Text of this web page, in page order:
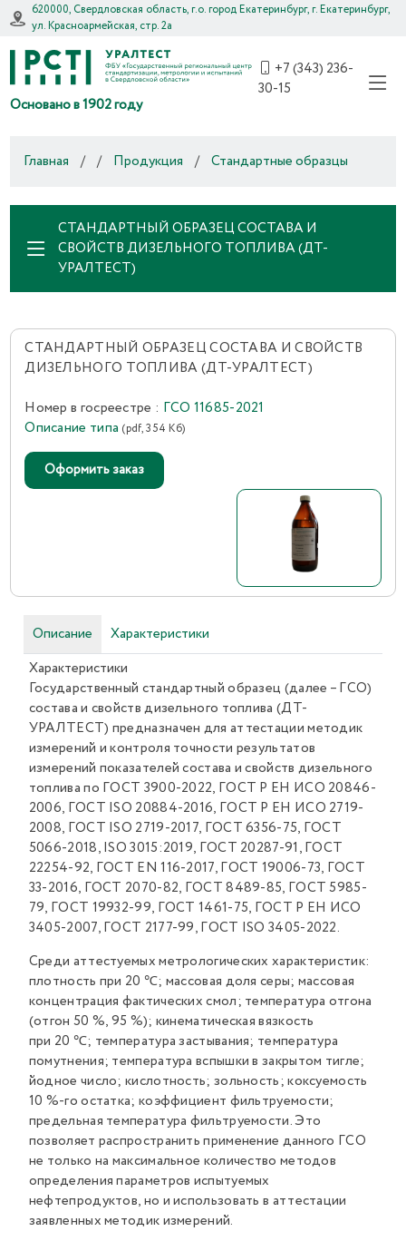
620000, Свердловская область, г.о. город Екатеринбург, г. Екатеринбург,
ул. Красноармейская, стр. 2а
Основано в 1902 году
+7 (343) 236-
30-15
Главная / / Продукция / Стандартные образцы
СТАНДАРТНЫЙ ОБРАЗЕЦ СОСТАВА И
СВОЙСТВ ДИЗЕЛЬНОГО ТОПЛИВА (ДТ-
УРАЛТЕСТ)
СТАНДАРТНЫЙ ОБРАЗЕЦ СОСТАВА И СВОЙСТВ
ДИЗЕЛЬНОГО ТОПЛИВА (ДТ-УРАЛТЕСТ)
Номер в госреестре : ГСО 11685-2021
Описание типа (pdf, 354 Кб)
Оформить заказ
Описание
Характеристики
Характеристики
Государственный стандартный образец (далее – ГСО)
состава и свойств дизельного топлива (ДТ-
УРАЛТЕСТ) предназначен для аттестации методик
измерений и контроля точности результатов
измерений показателей состава и свойств дизельного
топлива по ГОСТ 3900-2022, ГОСТ Р ЕН ИСО 20846-
2006, ГОСТ ISO 20884-2016, ГОСТ Р ЕН ИСО 2719-
2008, ГОСТ ISO 2719-2017, ГОСТ 6356-75, ГОСТ
5066-2018, ISO 3015:2019, ГОСТ 20287-91, ГОСТ
22254-92, ГОСТ EN 116-2017, ГОСТ 19006-73, ГОСТ
33-2016, ГОСТ 2070-82, ГОСТ 8489-85, ГОСТ 5985-
79, ГОСТ 19932-99, ГОСТ 1461-75, ГОСТ Р ЕН ИСО
3405-2007, ГОСТ 2177-99, ГОСТ ISO 3405-2022.
Среди аттестуемых метрологических характеристик:
плотность при 20 ℃; массовая доля серы; массовая
концентрация фактических смол; температура отгона
(отгон 50 %, 95 %); кинематическая вязкость
при 20 ℃; температура застывания; температура
помутнения; температура вспышки в закрытом тигле;
йодное число; кислотность; зольность; коксуемость
10 %-го остатка; коэффициент фильтруемости;
предельная температура фильтруемости. Это
позволяет распространить применение данного ГСО
не только на максимальное количество методов
определения параметров испытуемых
нефтепродуктов, но и использовать в аттестации
заявленных методик измерений.